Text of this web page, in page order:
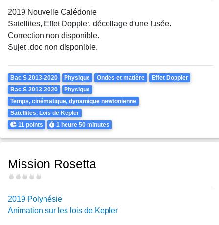
2019 Nouvelle Calédonie
Satellites, Effet Doppler, décollage d'une fusée.
Correction non disponible.
Sujet .doc non disponible.
Theme
Bac S 2013-2020 Physique Ondes et matière
Effet Doppler
Bac S 2013-2020
Physique
Temps, cinématique, dynamique newtonienne
Satellites, Lois de Kepler
Points
11 points Durée
1 heure50 minutes
Mission Rosetta
Difficulté
2019 Polynésie
Animation sur les lois de Kepler